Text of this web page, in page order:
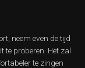
neem even de tijd
proberen. Het zal
te zingen